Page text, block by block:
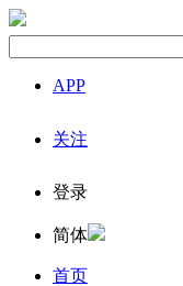
APP
关注
登录
简体
首页